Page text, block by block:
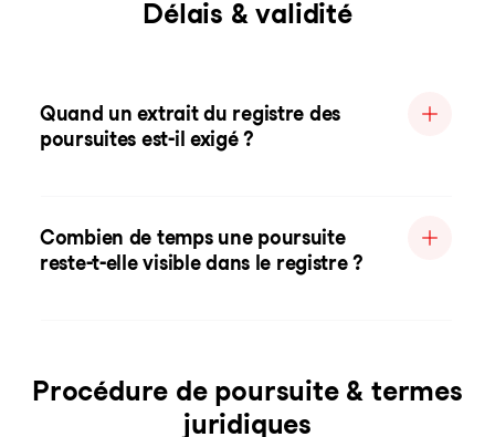
Délais & validité
Quand un extrait du registre des
poursuites est-il exigé ?
Combien de temps une poursuite
reste-t-elle visible dans le registre ?
Procédure de poursuite & termes
juridiques